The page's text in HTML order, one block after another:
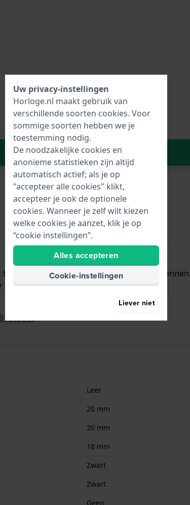
In Winkelwagen
bevestigd door middel van
Tissot horloges met een rechte aanzet.
Leer
20 mm
20 mm
18 mm
Zwart
Zwart
Geen
Uw privacy-instellingen
Horloge.nl maakt gebruik van
verschillende soorten cookies. Voor
sommige soorten hebben we je
toestemming nodig.
De noodzakelijke cookies en
anonieme statistieken zijn altijd
automatisch actief; als je op
"accepteer alle cookies" klikt,
accepteer je ook de optionele
cookies. Wanneer je zelf wilt kiezen
welke cookies je aanzet, klik je op
“cookie instellingen”.
Alles accepteren
Cookie-instellingen
Liever niet